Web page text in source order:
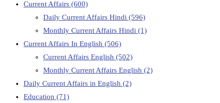
Current Affairs (600)
Daily Current Affairs Hindi (596)
Monthly Current Affairs Hindi (1)
Current Affairs In English (506)
Current Affairs English (502)
Monthly Current Affairs English (2)
Daily Current Affairs in English (2)
Education (71)